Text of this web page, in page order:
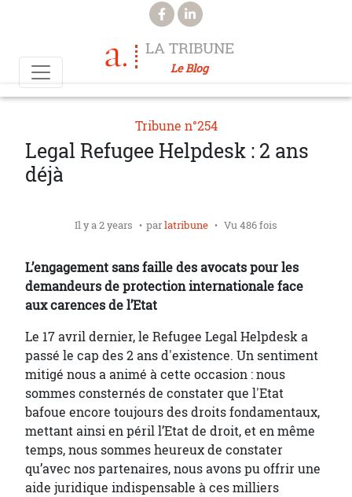
Aller au contenu principal
LA TRIBUNE
Le Blog
Tribune n°254
Legal Refugee Helpdesk : 2 ans
déjà
Il y a 2 years parlatribune Vu 486 fois
L’engagement sans faille des avocats pour les
demandeurs de protection internationale face
aux carences de l’Etat
Le 17 avril dernier, le Refugee Legal Helpdesk a
passé le cap des 2 ans d'existence. Un sentiment
mitigé nous a animé à cette occasion : nous
sommes consternés de constater que l'Etat
bafoue encore toujours des droits fondamentaux,
mettant ainsi en péril l’Etat de droit, et en même
temps, nous sommes heureux de constater
qu’avec nos partenaires, nous avons pu offrir une
aide juridique indispensable à ces milliers